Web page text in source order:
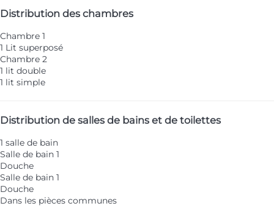
Distribution des chambres
Chambre 1
1 Lit superposé
Chambre 2
1 lit double
1 lit simple
Distribution de salles de bains et de toilettes
1 salle de bain
Salle de bain 1
Douche
Salle de bain 1
Douche
Dans les pièces communes